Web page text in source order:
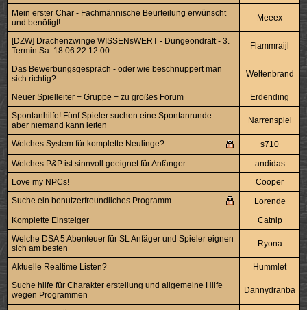
Mein erster Char - Fachmännische Beurteilung erwünscht
und benötigt!
Meeex
[DZW] Drachenzwinge WISSENsWERT - Dungeondraft - 3.
Termin Sa. 18.06.22 12:00
Flammraijl
Das Bewerbungsgespräch - oder wie beschnuppert man
sich richtig?
Weltenbrand
Neuer Spielleiter + Gruppe + zu großes Forum
Erdending
Spontanhilfe! Fünf Spieler suchen eine Spontanrunde -
aber niemand kann leiten
Narrenspiel
Welches System für komplette Neulinge?
s710
Welches P&P ist sinnvoll geeignet für Anfänger
andidas
Love my NPCs!
Cooper
Suche ein benutzerfreundliches Programm
Lorende
Komplette Einsteiger
Catnip
Welche DSA 5 Abenteuer für SL Anfäger und Spieler eignen
sich am besten
Ryona
Aktuelle Realtime Listen?
Hummlet
Suche hilfe für Charakter erstellung und allgemeine Hilfe
wegen Programmen
Dannydranba